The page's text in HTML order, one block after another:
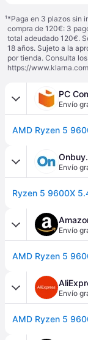
¹*Paga en 3 plazos sin
compra de 120€: 3
total adeudado 120€.
18 años. Sujeto a la
por tienda. Consulta
https://
PC
Envío
AMD Ryzen 5
Envío
Envío
Envío